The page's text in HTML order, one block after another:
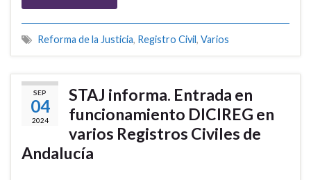
Reforma de la Justicia, Registro Civil, Varios
SEP
04
2024
STAJ informa. Entrada en
funcionamiento DICIREG en
varios Registros Civiles de
Andalucía